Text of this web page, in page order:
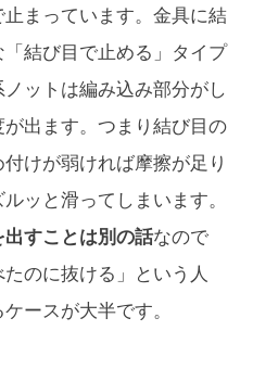
止まっています。金具に結
結び目で止める」タイプ
ットは編み込み部分がし
出ます。つまり結び目の
付けが弱ければ摩擦が足り
ッと滑ってしまいます。
すことは別の話なので
のに抜ける」という人
ースが大半です。